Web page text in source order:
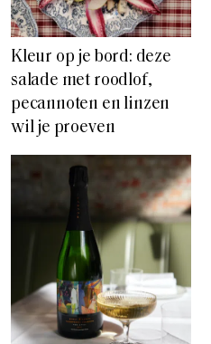
Kleur op je bord: deze
salade met roodlof,
pecannoten en linzen
wil je proeven